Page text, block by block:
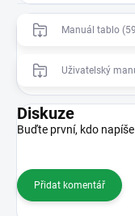
Manuál tablo
Uživatelský
Diskuze
Buďte první, kdo
Přidat komentář